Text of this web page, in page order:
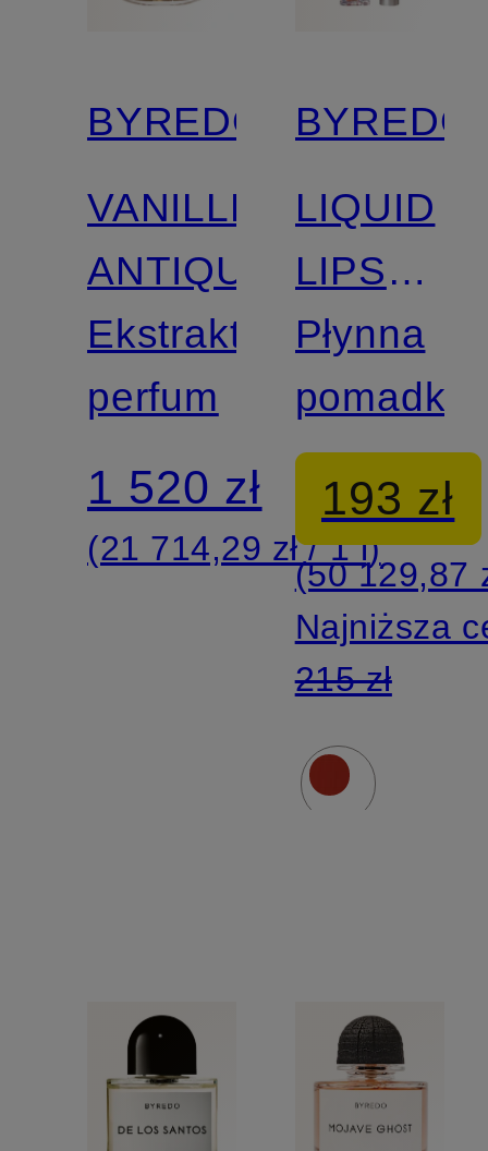
BYREDO
VANILLE
ANTIQUE
Ekstrakt
perfum
1 520 zł
(21 714,29 zł / 1 l)
BYREDO
LIQUID
LIPSTICK
VINYL
Płynna
pomadka
193 zł
(50 129,87
Najniższa
215 zł